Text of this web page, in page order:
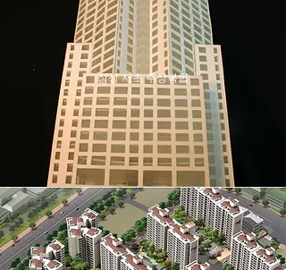
삼성 서초 주상복합